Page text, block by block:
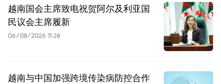
越南国会主席致电祝贺阿尔及利亚国
民议会主席履新
06/08/2026 11:28
越南与中国加强跨境传染病防控合作